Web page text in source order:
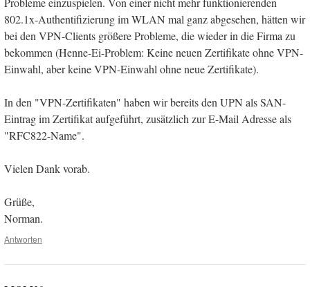
802.1x-Authentifizierung im WLAN mal ganz abgesehen, hätten wir
bei den VPN-Clients größere Probleme, die wieder in die Firma zu
bekommen (Henne-Ei-Problem: Keine neuen Zertifikate ohne VPN-
Einwahl, aber keine VPN-Einwahl ohne neue Zertifikate).
In den "VPN-Zertifikaten" haben wir bereits den UPN als SAN-
Eintrag im Zertifikat aufgeführt, zusätzlich zur E-Mail Adresse als
"RFC822-Name".
Vielen Dank vorab.
Grüße,
Norman.
Antworten